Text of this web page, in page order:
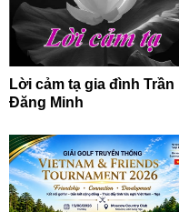
Lời cảm tạ gia đình Trần
Đăng Minh